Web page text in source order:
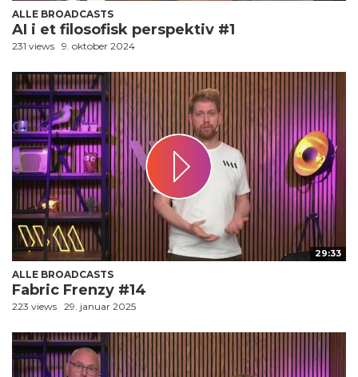
ALLE BROADCASTS
AI i et filosofisk perspektiv #1
231 views 9. oktober 2024
29:33
ALLE BROADCASTS
Fabric Frenzy #14
223 views 29. januar 2025